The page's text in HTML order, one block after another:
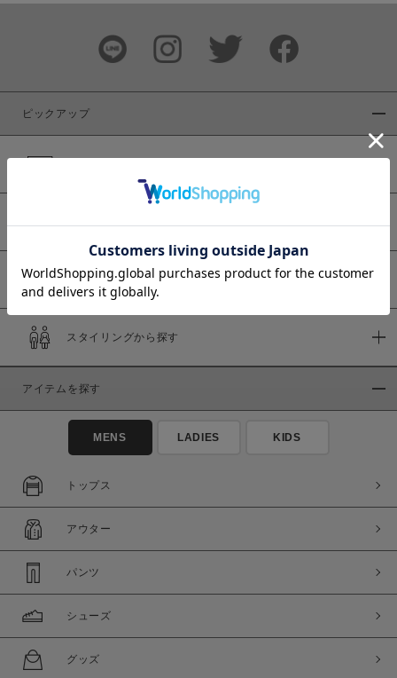
価格
～
商品タイプ
通常商品 予約商品
在庫
在庫あり 在庫なし含む
ピックアップ
予約商品
スタイリングから探す
アイテムを探す
MENS LADIES KIDS
トップス
アウター
パンツ
シューズ
グッズ